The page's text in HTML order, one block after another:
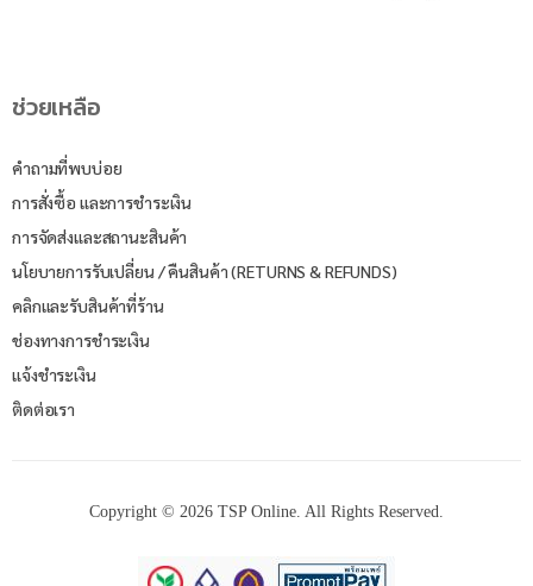
ช่วยเหลือ
คำถามที่พบบ่อย
การสั่งซื้อ และการชำระเงิน
การจัดส่งและสถานะสินค้า
นโยบายการรับเปลี่ยน / คืนสินค้า (RETURNS & REFUNDS)
คลิกและรับสินค้าที่ร้าน
ช่องทางการชำระเงิน
แจ้งชำระเงิน
ติดต่อเรา
Copyright © 2026 TSP Online. All Rights Reserved.